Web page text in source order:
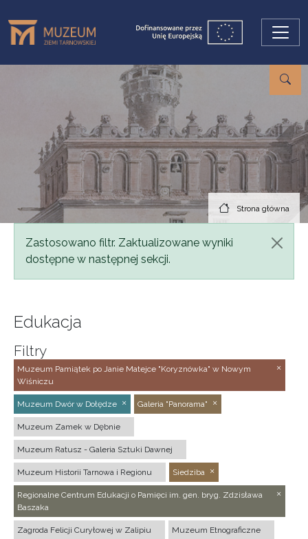
Strona główna
Komunikat
Zastosowano filtr. Zaktualizowane wyniki
dostępne w następnej sekcji.
Edukacja
Filtry
Muzeum Pamiątek po Janie Matejce "Koryznówka" w Nowym
Wiśniczu
Muzeum Dwór w Dołędze Galeria "Panorama"
Muzeum Zamek w Dębnie
Muzeum Ratusz - Galeria Sztuki Dawnej
Muzeum Historii Tarnowa i Regionu Siedziba
Regionalne Centrum Edukacji o Pamięci im. gen. bryg. Zdzisława
Baszaka
Zagroda Felicji Curyłowej w Zalipiu Muzeum Etnograficzne